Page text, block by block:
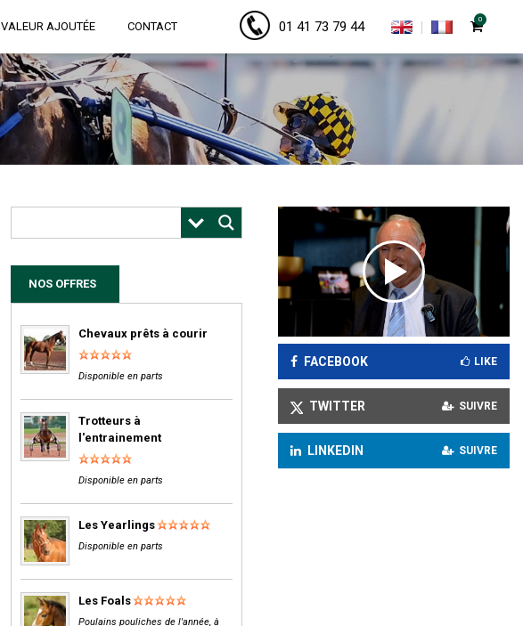
VALEUR AJOUTÉE CONTACT 01 41 73 79 44 0
FACEBOOK LIKE
TWITTER SUIVRE
LINKEDIN SUIVRE
NOS OFFRES
Chevaux prêts à courir
Disponible en parts
Trotteurs à
l'entrainement
Disponible en parts
Les Yearlings
Disponible en parts
Les Foals
Poulains pouliches de l'année, à